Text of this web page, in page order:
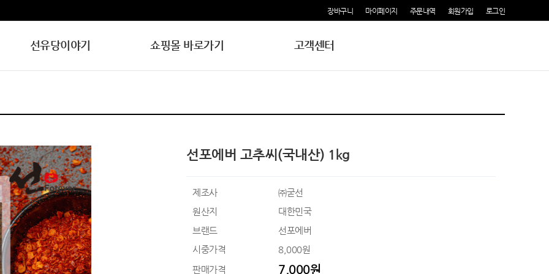
장바구니 마이페이지 주문내역 회원가입 로그인
선유당이야기 쇼핑몰 바로가기 고객센터
선포에버 고추씨(국내산) 1kg
제조사
㈜굳선
원산지
대한민국
브랜드
선포에버
시중가격
8,000원
판매가격
7,000원